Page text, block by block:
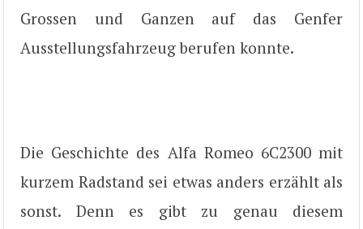
Grossen und Ganzen auf das Genfer
Ausstellungsfahrzeug berufen konnte.
Die Geschichte des Alfa Romeo 6C2300 mit
kurzem Radstand sei etwas anders erzählt als
sonst. Denn es gibt zu genau diesem